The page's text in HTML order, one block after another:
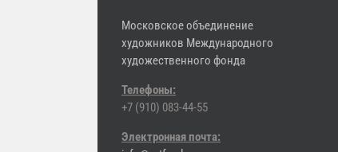
Московское объединение
художников Международного
художественного фонда
Телефоны:
+7 (910) 083-44-55
Электронная почта: